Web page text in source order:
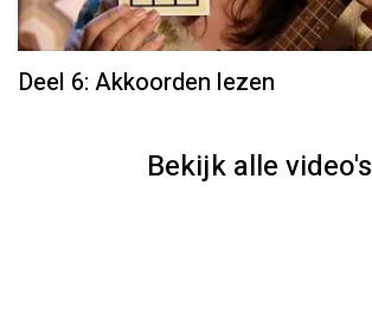
Deel 6: Akkoorden lezen
Bekijk alle video's